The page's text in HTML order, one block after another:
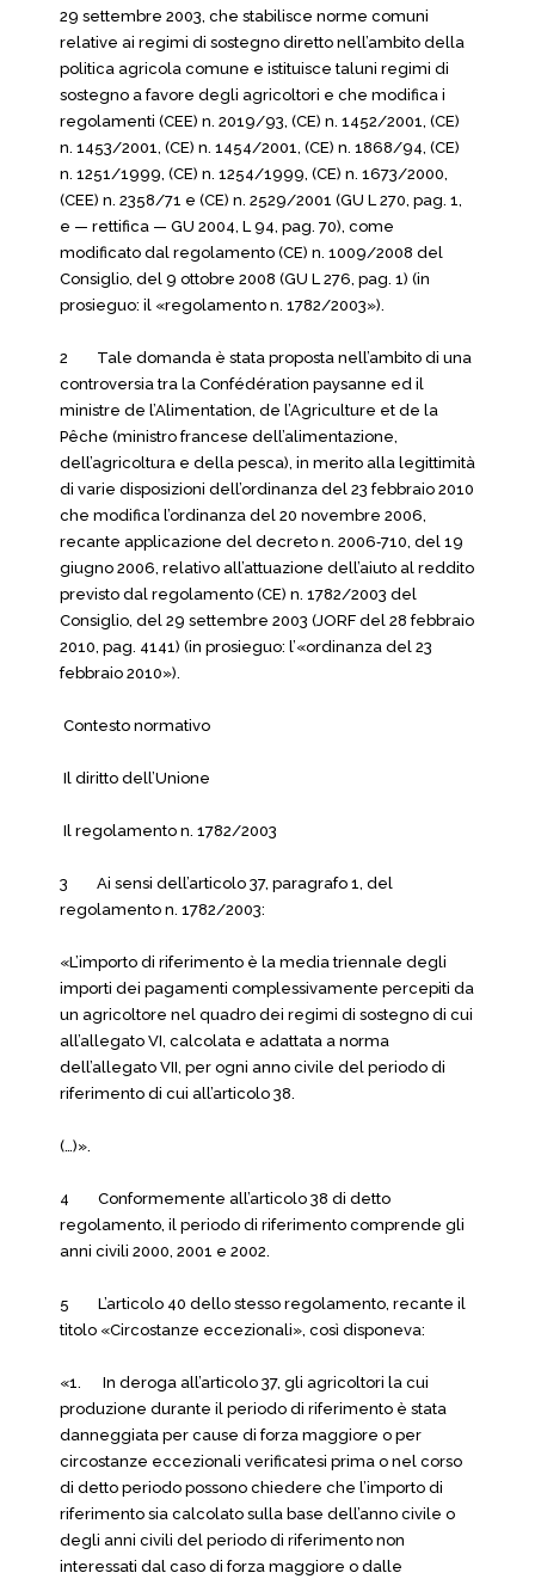
29 settembre 2003, che stabilisce norme comuni
relative ai regimi di sostegno diretto nell’ambito della
politica agricola comune e istituisce taluni regimi di
sostegno a favore degli agricoltori e che modifica i
regolamenti (CEE) n. 2019/93, (CE) n. 1452/2001, (CE)
n. 1453/2001, (CE) n. 1454/2001, (CE) n. 1868/94, (CE)
n. 1251/1999, (CE) n. 1254/1999, (CE) n. 1673/2000,
(CEE) n. 2358/71 e (CE) n. 2529/2001 (GU L 270, pag. 1,
e — rettifica — GU 2004, L 94, pag. 70), come
modificato dal regolamento (CE) n. 1009/2008 del
Consiglio, del 9 ottobre 2008 (GU L 276, pag. 1) (in
prosieguo: il «regolamento n. 1782/2003»).
2 Tale domanda è stata proposta nell’ambito di una
controversia tra la Confédération paysanne ed il
ministre de l’Alimentation, de l’Agriculture et de la
Pêche (ministro francese dell’alimentazione,
dell’agricoltura e della pesca), in merito alla legittimità
di varie disposizioni dell’ordinanza del 23 febbraio 2010
che modifica l’ordinanza del 20 novembre 2006,
recante applicazione del decreto n. 2006‑710, del 19
giugno 2006, relativo all’attuazione dell’aiuto al reddito
previsto dal regolamento (CE) n. 1782/2003 del
Consiglio, del 29 settembre 2003 (JORF del 28 febbraio
2010, pag. 4141) (in prosieguo: l’«ordinanza del 23
febbraio 2010»).
Contesto normativo
Il diritto dell’Unione
Il regolamento n. 1782/2003
3 Ai sensi dell’articolo 37, paragrafo 1, del
regolamento n. 1782/2003:
«L’importo di riferimento è la media triennale degli
importi dei pagamenti complessivamente percepiti da
un agricoltore nel quadro dei regimi di sostegno di cui
all’allegato VI, calcolata e adattata a norma
dell’allegato VII, per ogni anno civile del periodo di
riferimento di cui all’articolo 38.
(…)».
4 Conformemente all’articolo 38 di detto
regolamento, il periodo di riferimento comprende gli
anni civili 2000, 2001 e 2002.
5 L’articolo 40 dello stesso regolamento, recante il
titolo «Circostanze eccezionali», così disponeva:
«1. In deroga all’articolo 37, gli agricoltori la cui
produzione durante il periodo di riferimento è stata
danneggiata per cause di forza maggiore o per
circostanze eccezionali verificatesi prima o nel corso
di detto periodo possono chiedere che l’importo di
riferimento sia calcolato sulla base dell’anno civile o
degli anni civili del periodo di riferimento non
interessati dal caso di forza maggiore o dalle